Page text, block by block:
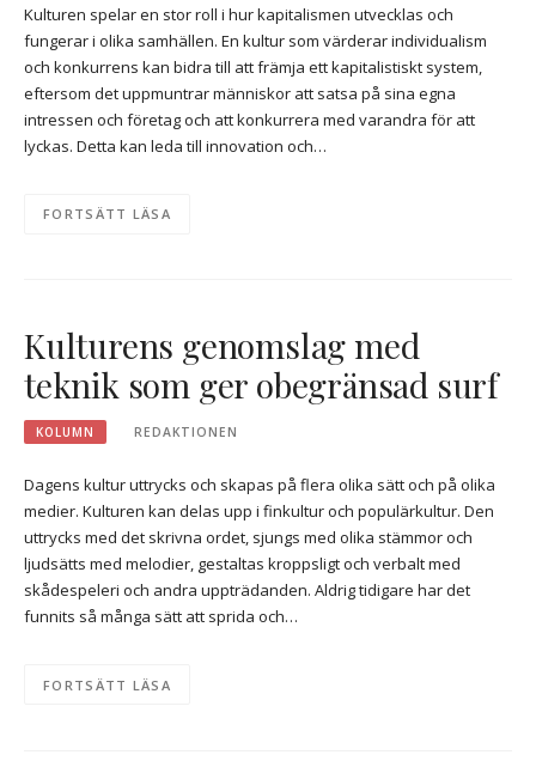
Kulturen spelar en stor roll i hur kapitalismen utvecklas och
fungerar i olika samhällen. En kultur som värderar individualism
och konkurrens kan bidra till att främja ett kapitalistiskt system,
eftersom det uppmuntrar människor att satsa på sina egna
intressen och företag och att konkurrera med varandra för att
lyckas. Detta kan leda till innovation och…
FORTSÄTT LÄSA
Kulturens genomslag med
teknik som ger obegränsad surf
KOLUMN REDAKTIONEN
Dagens kultur uttrycks och skapas på flera olika sätt och på olika
medier. Kulturen kan delas upp i finkultur och populärkultur. Den
uttrycks med det skrivna ordet, sjungs med olika stämmor och
ljudsätts med melodier, gestaltas kroppsligt och verbalt med
skådespeleri och andra uppträdanden. Aldrig tidigare har det
funnits så många sätt att sprida och…
FORTSÄTT LÄSA